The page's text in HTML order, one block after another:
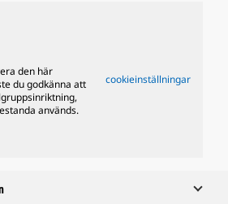
den här
du godkänna att
används.
cookieinställningar